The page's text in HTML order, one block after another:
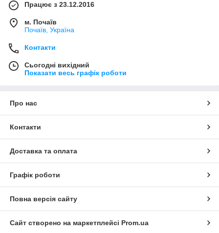
Працює з 23.12.2016
м. Почаїв
Почаїв, Україна
Контакти
Сьогодні вихідний
Показати весь графік роботи
Про нас
Контакти
Доставка та оплата
Графік роботи
Повна версія сайту
Сайт створено на маркетплейсі Prom.ua